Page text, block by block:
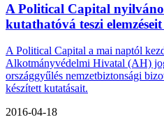
A Political Capital
kutathatóvá teszi
A Political Capital a mai naptól
Alkotmányvédelmi Hivatal (AH)
országgyűlés nemzetbiztonsági
készített kutatásait.
2016-04-18